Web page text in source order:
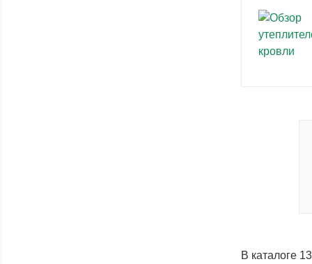
В каталоге